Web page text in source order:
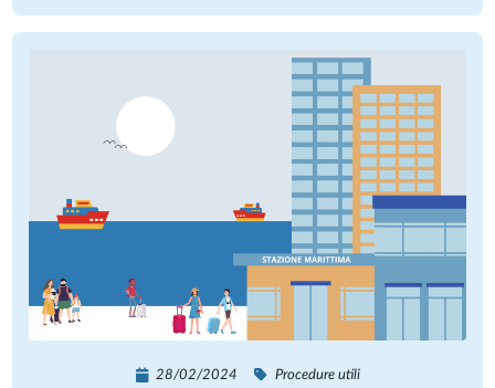
28/02/2024 Procedure utili